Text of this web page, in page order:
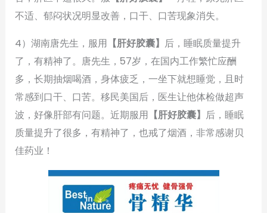
不适、郁闷状况明显改善，口干、口苦现象消失。
4）湖南唐先生，服用 【肝好胶囊】 后，睡眠质量提升
了，有精神了。唐先生，57岁，在国内工作繁忙应酬
多，长期抽烟喝酒，身体疲乏，一坐下就想睡觉，且时
常感到口干、口苦。移民美国后，医生让他体检做超声
波，好像肝部有问题。近期服用 【肝好胶囊】 后，睡眠
质量提升了很多，有精神了，也戒了烟酒，非常感谢贝
佳药业！